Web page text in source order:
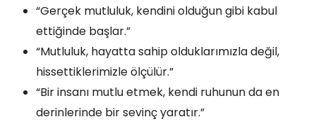
“Gerçek mutluluk, kendini olduğun gibi kabul
ettiğinde başlar.”
“Mutluluk, hayatta sahip olduklarımızla değil,
hissettiklerimizle ölçülür.”
“Bir insanı mutlu etmek, kendi ruhunun da en
derinlerinde bir sevinç yaratır.”